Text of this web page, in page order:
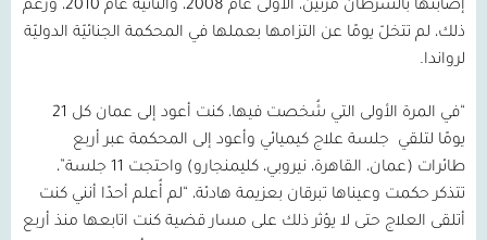
إصابتها بالسرطان مرتين، الأولى عام 2008، والثانية عام 2010، ورغم
ذلك، لم تتخلّ يومًا عن التزامها بعملها في المحكمة الجنائيّة الدوليّة
لرواندا.
“في المرة الأولى التي شُخصت فيها، كنت أعود إلى عمان كل 21
يومًا لتلقي
جلسة علاج كيميائي وأعود إلى المحكمة عبر أربع
طائرات (عمان، القاهرة، نيروبي، كليمنجارو) واحتجت 11 جلسة”،
تتذكر حكمت وعيناها تبرقان بعزيمة هادئة، “لم أُعلم أحدًا أنني كنت
أتلقى العلاج حتى لا يؤثر ذلك على مسار قضية كنت اتابعها منذ أربع